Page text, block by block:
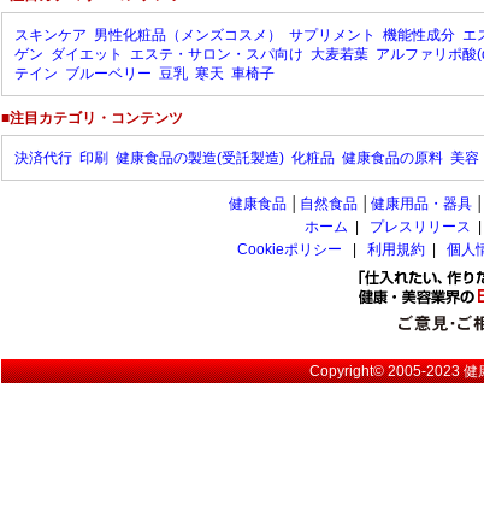
スキンケア 男性化粧品（メンズコスメ） サプリメント 機能性成分 エ
ゲン ダイエット エステ・サロン・スパ向け 大麦若葉 アルファリポ酸
テイン ブルーベリー 豆乳 寒天 車椅子
■注目カテゴリ・コンテンツ
決済代行 印刷 健康食品の製造(受託製造) 化粧品 健康食品の原料 美容
健康食品 自然食品 健康用品・器具
ホーム
プレスリリース
Cookieポリシー
利用規約 個人
Copyright© 2005-2023健